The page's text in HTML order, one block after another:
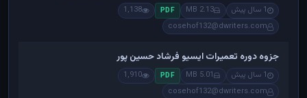
1 سال پیش 2.13 MB
PDF
1,138
cosehof132@dwriters.com
جزوه دوره تعمیرات ایسیو فرشاد حسین پور
1 سال پیش 5.01 MB
PDF
1,910
cosehof132@dwriters.com